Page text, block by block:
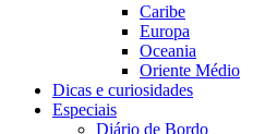
Caribe
Europa
Oceania
Oriente Médio
Dicas e curiosidades
Especiais
Diário de Bordo